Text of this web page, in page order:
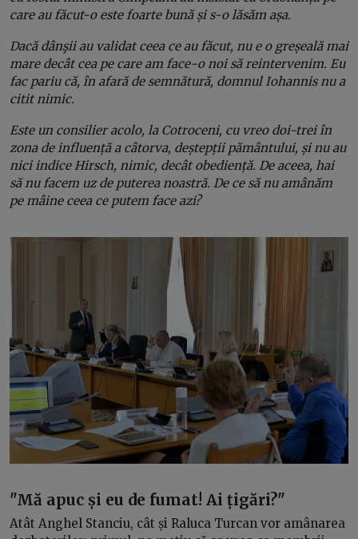
care au făcut-o este foarte bună și s-o lăsăm așa.
Dacă dânşii au validat ceea ce au făcut, nu e o greșeală mai
mare decât cea pe care am face-o noi să reintervenim. Eu
fac pariu că, în afară de semnătură, domnul Iohannis nu a
citit nimic.
Este un consilier acolo, la Cotroceni, cu vreo doi-trei în
zona de influență a câtorva, deștepții pământului, și nu au
nici indice Hirsch, nimic, decât obediență. De aceea, hai
să nu facem uz de puterea noastră. De ce să nu amânăm
pe mâine ceea ce putem face azi?
"Mă apuc și eu de fumat! Ai țigări?"
Atât Anghel Stanciu, cât și Raluca Turcan vor amânarea